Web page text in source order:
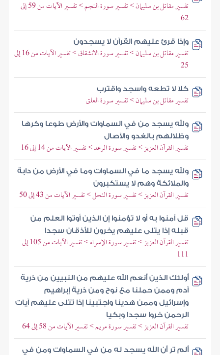
تفسير مقاتل بن سليمان > تفسير سورة النجم > تفسير الآيات من 59 إلى
62
وإذا قرئ عليهم القرآن لا يسجدون
تفسير مقاتل بن سليمان > تفسير سورة الانشقاق > تفسير الآيات من 16 إلى
25
كلا لا تطعه واسجد واقترب
تفسير مقاتل بن سليمان > تفسير سورة العلق
ولله يسجد من في السماوات والأرض طوعا وكرها
وظلالهم بالغدو والآصال
تفسير القرآن العزيز > تفسير سورة الرعد > تفسير الآيات من 14 إلى 16
ولله يسجد ما في السماوات وما في الأرض من دابة
والملائكة وهم لا يستكبرون
تفسير القرآن العزيز > تفسير سورة النحل > تفسير الآيات من 43 إلى 50
قل آمنوا به أو لا تؤمنوا إن الذين أوتوا العلم من
قبله إذا يتلى عليهم يخرون للأذقان سجدا
تفسير القرآن العزيز > تفسير سورة الإسراء > تفسير الآيات من 105 إلى
111
أولئك الذين أنعم الله عليهم من النبيين من ذرية
آدم وممن حملنا مع نوح ومن ذرية إبراهيم
وإسرائيل وممن هدينا واجتبينا إذا تتلى عليهم آيات
الرحمن خروا سجدا وبكيا
تفسير القرآن العزيز > تفسير سورة مريم > تفسير الآيات من 58 إلى 64
ألم تر أن الله يسجد له من في السماوات ومن في